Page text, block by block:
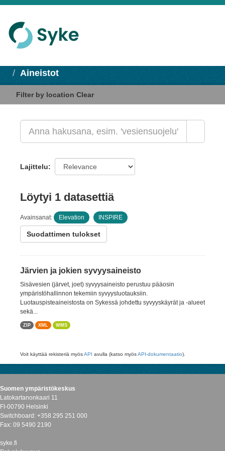
Aineistot
Filter by location Clear
Lajittelu
Löytyi 1 datasettiä
Avainsanat: Elevation INSPIRE
Suodattimen tulokset
Järvien ja jokien syvyysaineisto
Sisävesien (järvet, joet) syvyysaineisto perustuu pääosin
ympäristöhallinnon tekemiin syvyysluotauksiin.
Luotauspisteaineistosta on Sykessä johdettu syvyyskäyrät ja -alueet
sekä...
ZIP XML WMS
Voit käyttää rekisteriä myösAPI avulla (katso myösAPI-dokumentaatio).
Suomen ympäristökeskus
Latokartanonkaari 11
FI-00790 Helsinki
Switchboard: +358 295 251 000
Fax: 09 5490 2190
syke.fi